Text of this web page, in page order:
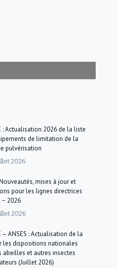
: Actualisation 2026 de la liste
de limitation de la
pulvérisation
2026
mises à jour et
pour les lignes directrices
− 2026
2026
– ANSES : Actualisation de la
les dispositions nationales
abeilles et autres insectes
(Juillet 2026)